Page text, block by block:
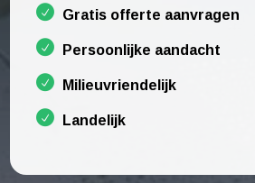
Gratis offerte aanvragen
Persoonlijke aandacht
Milieuvriendelijk
Landelijk